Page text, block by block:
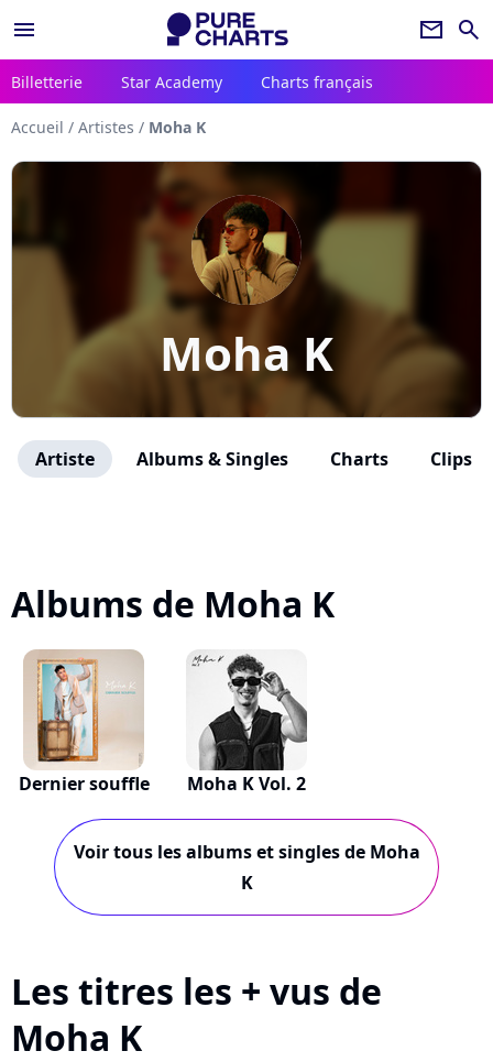
menu newsletter search
Billetterie Star Academy Charts français
Accueil / Artistes / Moha K
Moha K
Artiste Albums & Singles Charts Clips
Albums de Moha K
Dernier souffle Moha K Vol. 2
Voir tous les albums et singles de Moha
K
Les titres les + vus de
Moha K